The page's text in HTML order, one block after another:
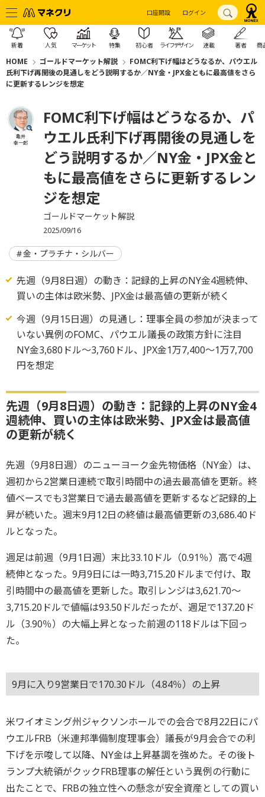
口座開設 ログイン
新着 人気 マーケット 特集 初心者 ライフデザイン 連載 著者 商
HOME ゴールドマーケット解説
FOMC利下げ幅はどうなるか、パウエル
氏利下げ再開後の見通しをどう説明するか／NY金・JPX金ともに最高値をさら
に更新するレンジを想定
亀井
幸一郎
FOMC利下げ幅はどうなるか、パ
ウエル氏利下げ再開後の見通しを
どう説明するか／NY金・JPX金と
もに最高値をさらに更新するレン
ジを想定
ゴールドマーケット解説
2025/09/16
金・プラチナ・シルバー
先週（9月8日週）の動き：記録的上昇のNY金4週続伸、
買いの主体は欧米勢、JPX金は最高値の更新が続く
今週（9月15日週）の見通し：理事全員の参加が決まって
いない異例のFOMC、パウエル議長の政策方針に注目
NY金3,680ドル～3,760ドル、JPX金1万7,400～1万7,700
円を想定
先週（9月8日週）の動き：記録的上昇のNY金4
週続伸、買いの主体は欧米勢、JPX金は最高値
の更新が続く
先週（9月8日週）のニューヨーク金先物価格（NY金）は、
週初から2営業日連続で取引時間中の過去最高値を更新。終
値ベースでも3営業日で過去最高値を更新するなど記録的上
昇が続いた。週末9月12日の終値は最高値更新の3,686.40ド
ルとなった。
週足は前週（9月1日週）末比33.10ドル（0.91％）高で4週
続伸となった。9月9日には一時3,715.20ドルまで付け、取
引時間中の最高値を更新した。取引レンジは3,621.70～
3,715.20ドルで値幅は93.50ドルだったが、週足で137.20ド
ル（3.90％）の大幅上昇となった前週の118ドルは下回っ
た。
9月に入り9営業日で170.30ドル（4.84％）の上昇
米ワイオミング州ジャクソンホールでの会合で8月22日にパ
ウエルFRB（米連邦準備制度理事会）議長が9月会合での利
下げを示唆して以降、NY金は上昇基調を強めた。その後ト
ランプ大統領がクックFRB理事の解任という異例の行動に
出たことで、FRBの独立性への懸念が安全資産としての買い